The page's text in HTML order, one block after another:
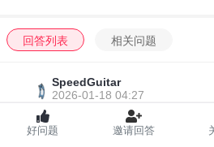
回答列表 相关问题
SpeedGuitar
2026-01-18 04:27
看到9月数据，电子/IT 的转化在
好问题 邀请回答